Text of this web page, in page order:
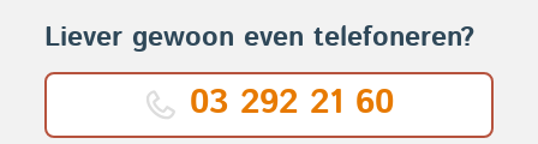
Liever gewoon even telefoneren?
03 292 21 60